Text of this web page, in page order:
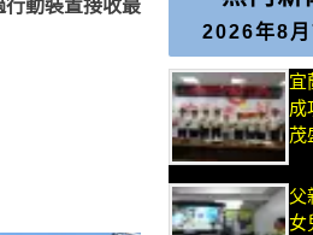
動裝置接收最
2026年8月
宜
成
茂
父
女